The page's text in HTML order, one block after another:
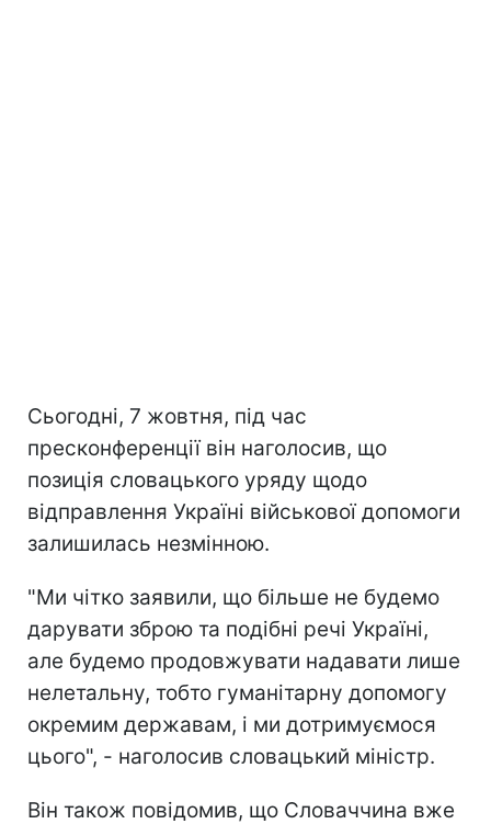
Сьогодні, 7 жовтня, під час
пресконференції він наголосив, що
позиція словацького уряду щодо
відправлення Україні військової допомоги
залишилась незмінною.
"Ми чітко заявили, що більше не будемо
дарувати зброю та подібні речі Україні,
але будемо продовжувати надавати лише
нелетальну, тобто гуманітарну допомогу
окремим державам, і ми дотримуємося
цього", - наголосив словацький міністр.
Він також повідомив, що Словаччина вже